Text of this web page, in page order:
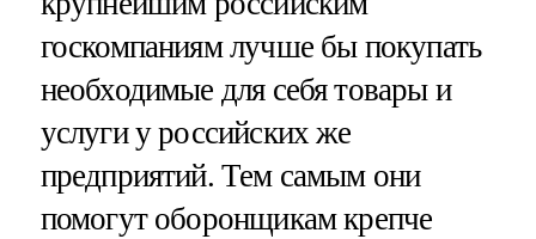
госкомпаниям лучше бы покупать
необходимые для себя товары и
услуги у российских же
предприятий. Тем самым они
помогут оборонщикам крепче